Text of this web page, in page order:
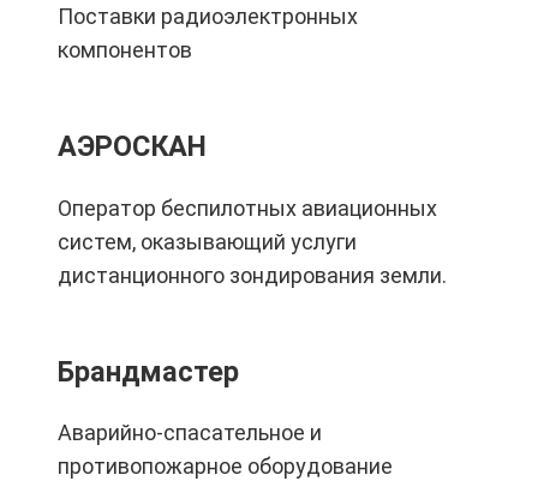
Поставки радиоэлектронных
компонентов
АЭРОСКАН
Оператор беспилотных авиационных
систем, оказывающий услуги
дистанционного зондирования земли.
Брандмастер
Аварийно-спасательное и
противопожарное оборудование